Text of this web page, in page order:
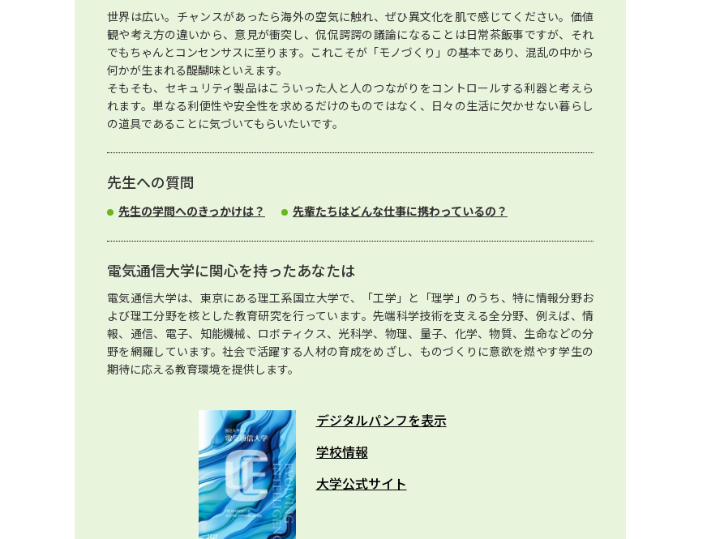
世界は広い。チャンスがあったら海外の空気に触れ、ぜひ異文化を肌で感じてください。価値
観や考え方の違いから、意見が衝突し、侃侃諤諤の議論になることは日常茶飯事ですが、それ
でもちゃんとコンセンサスに至ります。これこそが「モノづくり」の基本であり、混乱の中から
何かが生まれる醍醐味といえます。
そもそも、セキュリティ製品はこういった人と人のつながりをコントロールする利器と考えら
れます。単なる利便性や安全性を求めるだけのものではなく、日々の生活に欠かせない暮らし
の道具であることに気づいてもらいたいです。
先生への質問
先生の学問へのきっかけは？ 先輩たちはどんな仕事に携わっているの？
電気通信大学に関心を持ったあなたは
電気通信大学は、東京にある理工系国立大学で、「工学」と「理学」のうち、特に情報分野お
よび理工分野を核とした教育研究を行っています。先端科学技術を支える全分野、例えば、情
報、通信、電子、知能機械、ロボティクス、光科学、物理、量子、化学、物質、生命などの分
野を網羅しています。社会で活躍する人材の育成をめざし、ものづくりに意欲を燃やす学生の
期待に応える教育環境を提供します。
デジタルパンフを表示
学校情報
大学公式サイト